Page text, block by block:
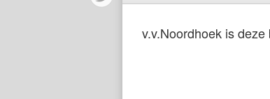
v.v.Noordhoek is